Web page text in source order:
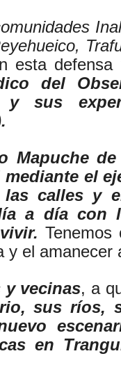
esta
del
sus
Mapuche
el
calles y
a día con
y el amanecer
y vecinas, a
sus ríos,
en